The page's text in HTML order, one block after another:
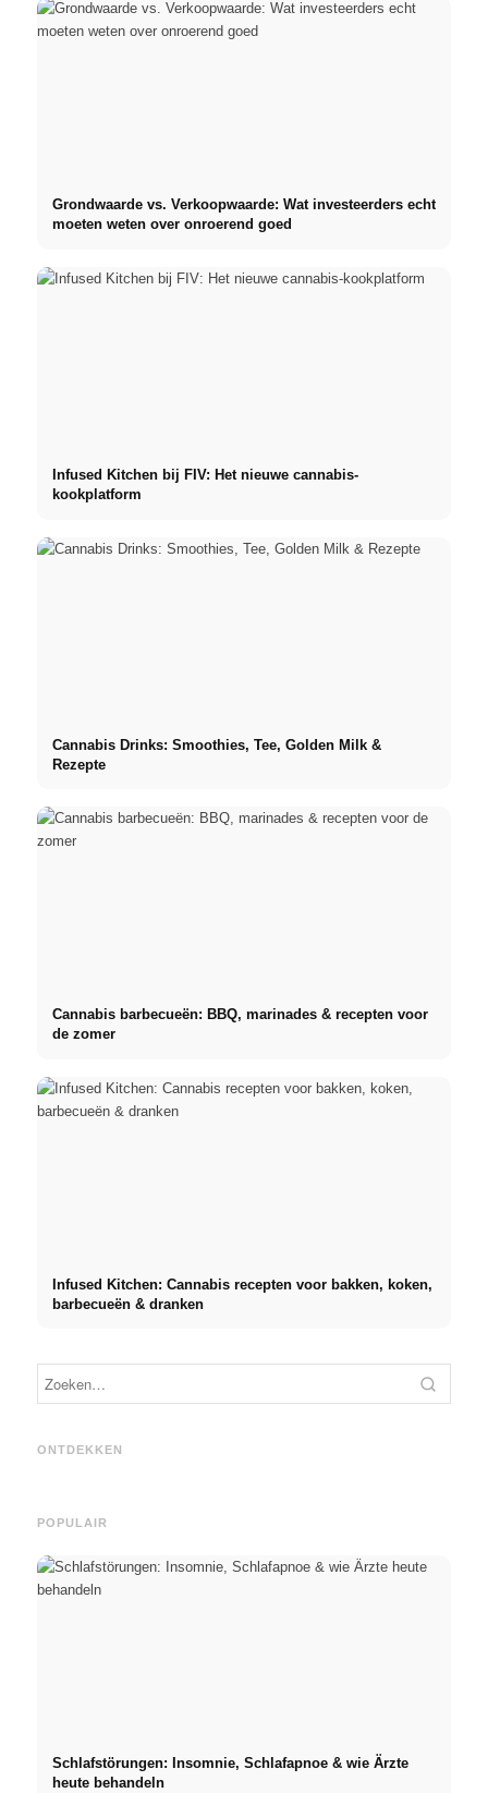
Grondwaarde vs. Verkoopwaarde: Wat investeerders echt
moeten weten over onroerend goed
Infused Kitchen bij FIV: Het nieuwe cannabis-
kookplatform
Cannabis Drinks: Smoothies, Tee, Golden Milk &
Rezepte
Cannabis barbecueën: BBQ, marinades & recepten voor
de zomer
Infused Kitchen: Cannabis recepten voor bakken, koken,
barbecueën & dranken
ONTDEKKEN
verkoop door doelgericht
POPULAIR
Schlafstörungen: Insomnie, Schlafapnoe & wie Ärzte
heute behandeln